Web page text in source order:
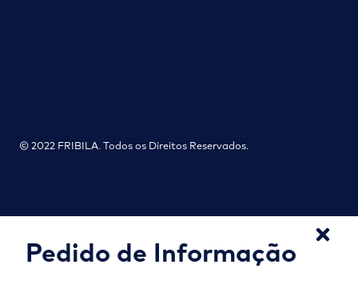
© 2022 FRIBILA. Todos os Direitos Reservados.
Pedido de Informação